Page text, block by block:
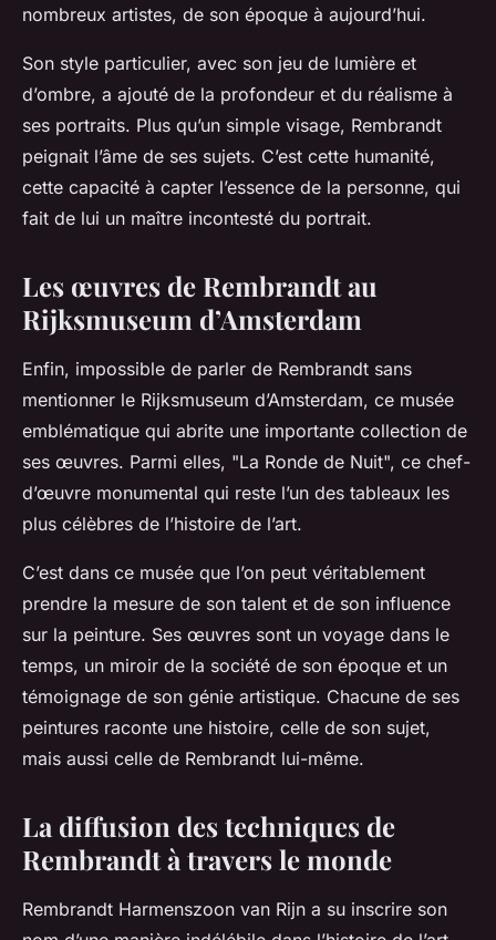
nombreux artistes, de son époque à aujourd’hui.
Son style particulier, avec son jeu de lumière et
d’ombre, a ajouté de la profondeur et du réalisme à
ses portraits. Plus qu’un simple visage, Rembrandt
peignait l’âme de ses sujets. C’est cette humanité,
cette capacité à capter l’essence de la personne, qui
fait de lui un maître incontesté du portrait.
Les œuvres de Rembrandt au
Rijksmuseum d’Amsterdam
Enfin, impossible de parler de Rembrandt sans
mentionner le Rijksmuseum d’Amsterdam, ce musée
emblématique qui abrite une importante collection de
ses œuvres. Parmi elles, "La Ronde de Nuit", ce chef-
d’œuvre monumental qui reste l’un des tableaux les
plus célèbres de l’histoire de l’art.
C’est dans ce musée que l’on peut véritablement
prendre la mesure de son talent et de son influence
sur la peinture. Ses œuvres sont un voyage dans le
temps, un miroir de la société de son époque et un
témoignage de son génie artistique. Chacune de ses
peintures raconte une histoire, celle de son sujet,
mais aussi celle de Rembrandt lui-même.
La diffusion des techniques de
Rembrandt à travers le monde
Rembrandt Harmenszoon van Rijn a su inscrire son